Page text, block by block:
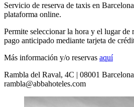
Servicio de reserva de taxis en
plataforma online.
Permite seleccionar la hora y el lugar
pago anticipado mediante tarjeta de
Más información y/o reservas aquí
Rambla del Raval, 4C | 08001
rambla@abbahoteles.com